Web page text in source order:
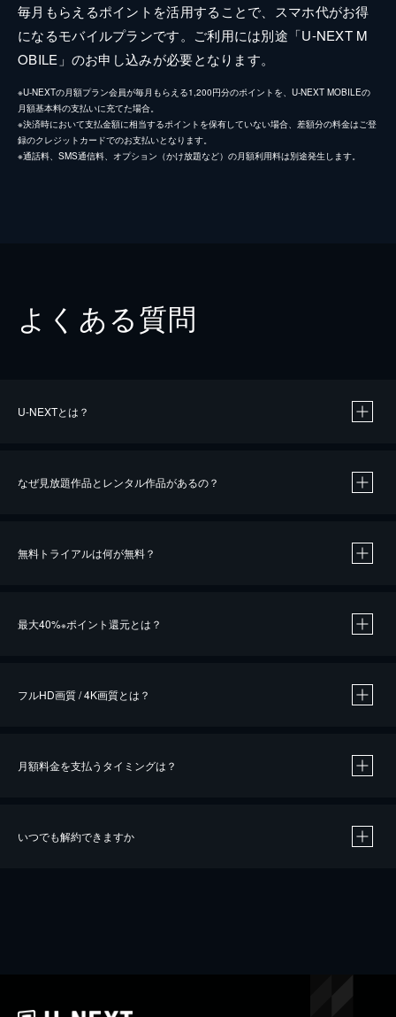
毎月もらえるポイントを活用することで、スマホ代がお得
になるモバイルプランです。ご利用には別途「U-NEXT M
OBILE」のお申し込みが必要となります。
※U-NEXTの月額プラン会員が毎月もらえる1,200円分のポイントを、U-NEXT MOBILEの
月額基本料の支払いに充てた場合。
※決済時において支払金額に相当するポイントを保有していない場合、差額分の料金はご登
録のクレジットカードでのお支払いとなります。
※通話料、SMS通信料、オプション（かけ放題など）の月額利用料は別途発生します。
よくある質問
U-NEXTとは？
なぜ見放題作品とレンタル作品があるの？
無料トライアルは何が無料？
最大40%※ポイント還元とは？
※40％ポイント還元の対象は、クレジットカード決済による作品の購入 / レンタルです。
iOSアプリのUコイン決済による作品の購入 / レンタルは、20％のポイント還元です。
フルHD画質 / 4K画質とは？
月額料金を支払うタイミングは？
いつでも解約できますか